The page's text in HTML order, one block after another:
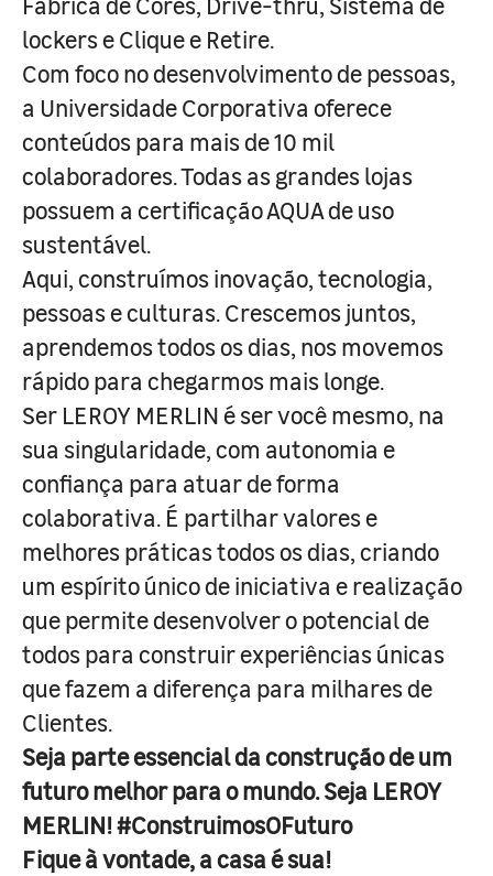
lockers e Clique e Retire.
Com foco no desenvolvimento de pessoas,
a Universidade Corporativa oferece
conteúdos para mais de 10 mil
colaboradores. Todas as grandes lojas
possuem a certificação AQUA de uso
sustentável.
Aqui, construímos inovação, tecnologia,
pessoas e culturas. Crescemos juntos,
aprendemos todos os dias, nos movemos
rápido para chegarmos mais longe.
Ser LEROY MERLIN é ser você mesmo, na
sua singularidade, com autonomia e
confiança para atuar de forma
colaborativa. É partilhar valores e
melhores práticas todos os dias, criando
um espírito único de iniciativa e realização
que permite desenvolver o potencial de
todos para construir experiências únicas
que fazem a diferença para milhares de
Clientes.
Seja parte essencial da construção de um
futuro melhor para o mundo. Seja LEROY
MERLIN! #ConstruimosOFuturo
Fique à vontade, a casa é sua!